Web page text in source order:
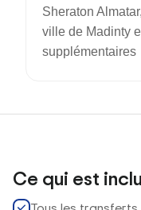
Sheraton
ville de Madinty
supplémentaires
Ce qui est